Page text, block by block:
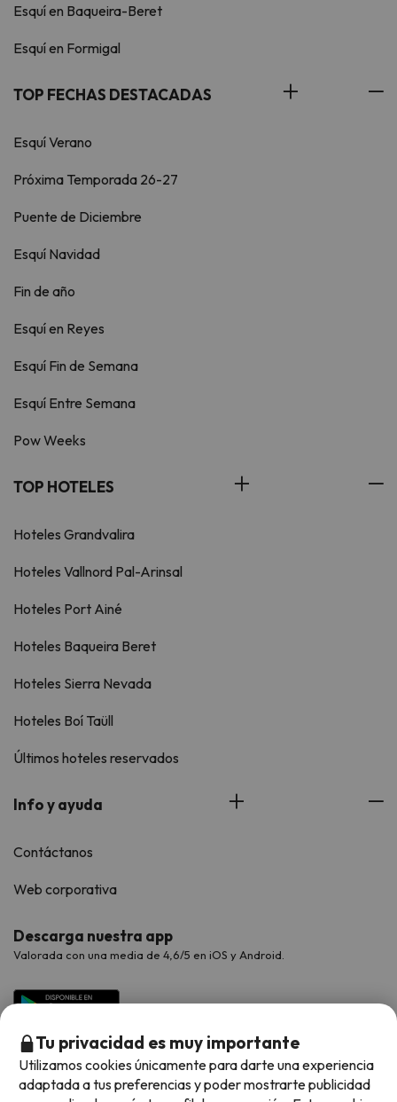
Esquí en Baqueira-Beret
Esquí en Formigal
TOP FECHAS DESTACADAS
Esquí Verano
Próxima Temporada 26-27
Puente de Diciembre
Esquí Navidad
Fin de año
Esquí en Reyes
Esquí Fin de Semana
Esquí Entre Semana
Pow Weeks
TOP HOTELES
Hoteles Grandvalira
Hoteles Vallnord Pal-Arinsal
Hoteles Port Ainé
Hoteles Baqueira Beret
Hoteles Sierra Nevada
Hoteles Boí Taüll
Últimos hoteles reservados
Info y ayuda
Contáctanos
Web corporativa
Descarga nuestra app
Valorada con una media de 4,6/5 en iOS y Android.
Tu privacidad es muy importante
Utilizamos cookies únicamente para darte una experiencia
adaptada a tus preferencias y poder mostrarte publicidad